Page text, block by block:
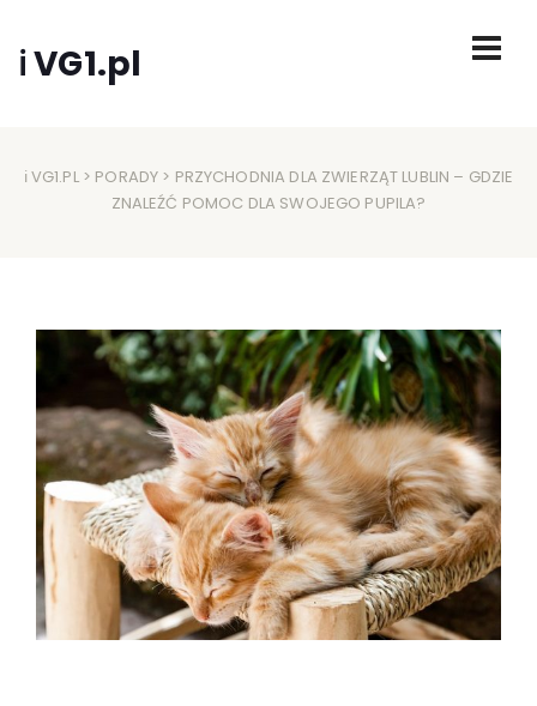
ℹ VG1.pl
ℹ VG1.PL> PORADY > PRZYCHODNIA DLA ZWIERZĄT LUBLIN – GDZIE
ZNALEŹĆ POMOC DLA SWOJEGO PUPILA?